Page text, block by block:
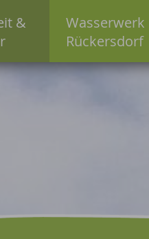
&
Wasserwerk
Rückersdorf